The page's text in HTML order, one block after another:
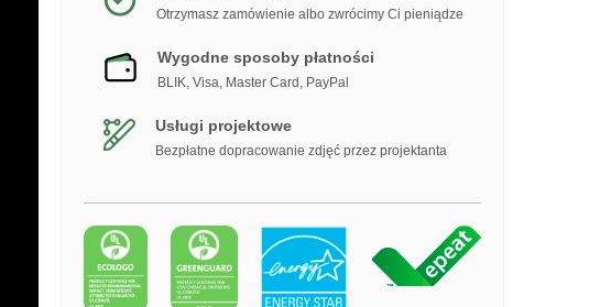
Otrzymasz zamówienie albo zwrócimy Ci pieniądze
Wygodne sposoby płatności
BLIK, Visa, Master Card, PayPal
Usługi projektowe
Bezpłatne dopracowanie zdjęć przez projektanta